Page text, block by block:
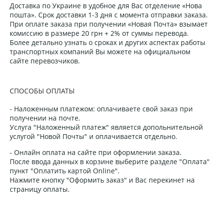
Доставка по Украине в удобное для Вас отделение «Нова
пошта». Срок доставки 1-3 дня с момента отправки заказа.
При оплате заказа при получении «Новая Почта» взымает
комиссию в размере 20 грн + 2% от суммы перевода.
Более детально узнать о сроках и других аспектах работы
транспортных компаний Вы можете на официальном
сайте перевозчиков.
СПОСОБЫ ОПЛАТЫ
- Наложенным платежом: оплачиваете свой заказ при
получении на почте.
Услуга "Наложенный платеж" является допольнительной
услугой "Новой Почты" и оплачивается отдельно.
- Онлайн оплата на сайте при оформлении заказа.
После ввода данных в корзине выберите разделе "Оплата"
пункт "Оплатить картой Online".
Нажмите кнопку "Оформить заказ" и Вас перекинет на
страницу оплаты.